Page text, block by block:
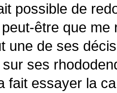
possible de
être que
une de ses
ses
fait essayer la